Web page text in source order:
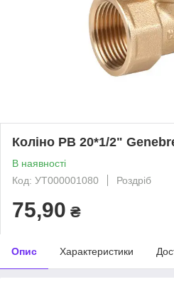
Коліно РВ 20*1/2"
В наявності
Код: УТ000001080
Роздріб
75,90 ₴
Опис Характеристики